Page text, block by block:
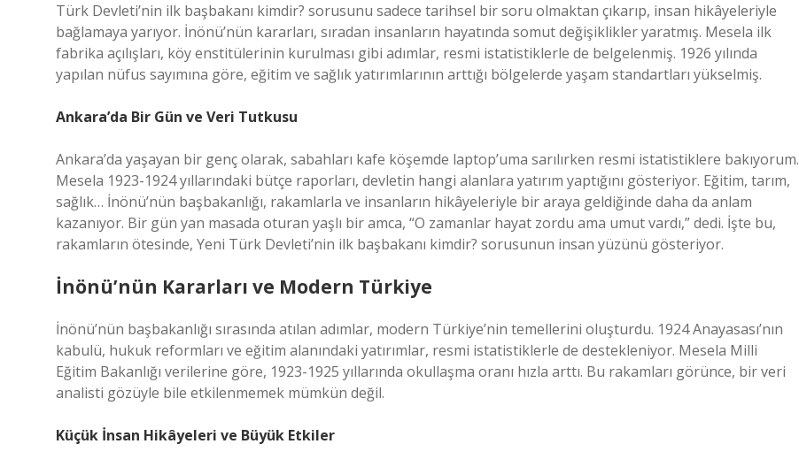
Türk Devleti’nin ilk başbakanı kimdir? sorusunu sadece tarihsel bir soru olmaktan çıkarıp, insan hikâyeleriyle
bağlamaya yarıyor. İnönü’nün kararları, sıradan insanların hayatında somut değişiklikler yaratmış. Mesela ilk
fabrika açılışları, köy enstitülerinin kurulması gibi adımlar, resmi istatistiklerle de belgelenmiş. 1926 yılında
yapılan nüfus sayımına göre, eğitim ve sağlık yatırımlarının arttığı bölgelerde yaşam standartları yükselmiş.
Ankara’da Bir Gün ve Veri Tutkusu
Ankara’da yaşayan bir genç olarak, sabahları kafe köşemde laptop’uma sarılırken resmi istatistiklere bakıyorum.
Mesela 1923-1924 yıllarındaki bütçe raporları, devletin hangi alanlara yatırım yaptığını gösteriyor. Eğitim, tarım,
sağlık… İnönü’nün başbakanlığı, rakamlarla ve insanların hikâyeleriyle bir araya geldiğinde daha da anlam
kazanıyor. Bir gün yan masada oturan yaşlı bir amca, “O zamanlar hayat zordu ama umut vardı,” dedi. İşte bu,
rakamların ötesinde, Yeni Türk Devleti’nin ilk başbakanı kimdir? sorusunun insan yüzünü gösteriyor.
İnönü’nün Kararları ve Modern Türkiye
İnönü’nün başbakanlığı sırasında atılan adımlar, modern Türkiye’nin temellerini oluşturdu. 1924 Anayasası’nın
kabulü, hukuk reformları ve eğitim alanındaki yatırımlar, resmi istatistiklerle de destekleniyor. Mesela Milli
Eğitim Bakanlığı verilerine göre, 1923-1925 yıllarında okullaşma oranı hızla arttı. Bu rakamları görünce, bir veri
analisti gözüyle bile etkilenmemek mümkün değil.
Küçük İnsan Hikâyeleri ve Büyük Etkiler